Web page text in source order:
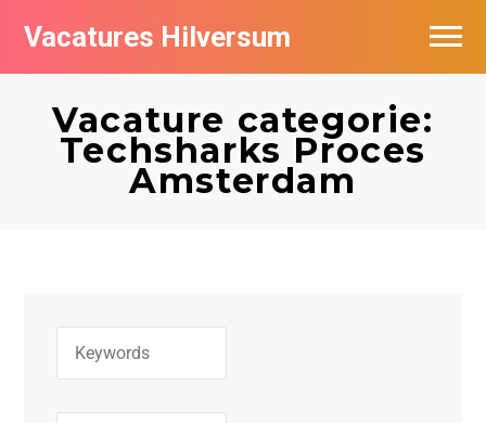
Vacatures Hilversum
Vacature categorie:
Techsharks Proces
Amsterdam
Vacatures per bedrijf in Hilversum
De populairste vacatures in Hilversum